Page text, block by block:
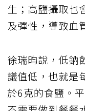
生；高鹽攝取也
及彈性，導致血
徐瑞昀說，低鈉
議值低，也就是
於6克的食鹽。